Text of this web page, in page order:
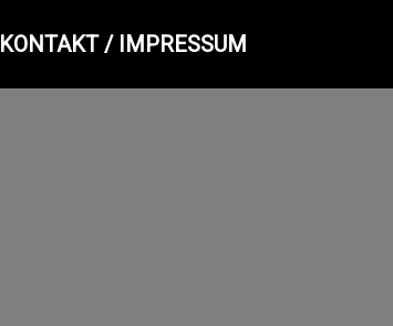
KONTAKT / IMPRESSUM